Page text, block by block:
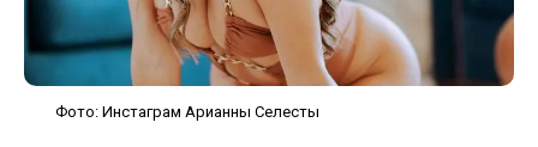
Фото: Инстаграм Арианны Селесты